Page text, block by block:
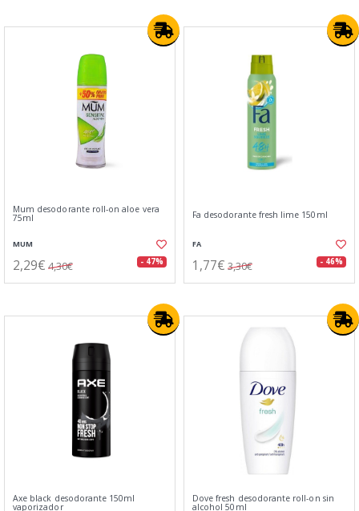
Mum desodorante roll-on aloe vera
75ml
MUM
2,29€ 4,30€ - 47%
Fa desodorante fresh lime 150ml
FA
1,77€ 3,30€ - 46%
Axe black desodorante 150ml
vaporizador
Dove fresh desodorante roll-on sin
alcohol 50ml